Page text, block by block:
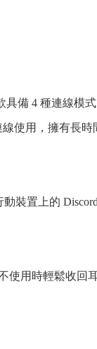
具備 4 種連線模
使用，擁有長
裝置上的
用時輕鬆收回